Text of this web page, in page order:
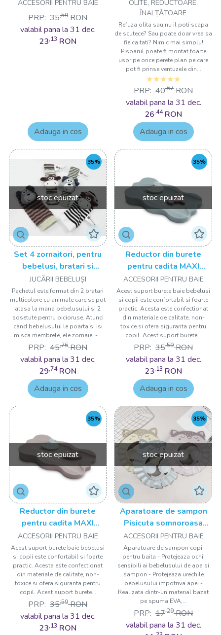
ACCESORII PENTRU BAIE
PRP: 35,59 RON
valabil pana la 31 dec.
23,13 RON
Adauga in cos
OLITE, REDUCTOARE,
ÎNALȚǍTOARE
Refuza olita sau nu il poti scapa
de scutece? Sau poate doar vrea sa
fie ca tati? Nimic mai simplu!
Pisoarul poate fi montat foarte
usor pe orice perete plan pe care
pot fi prinse ventuzele din...
PRP: 40,67 RON
valabil pana la 31 dec.
26,44 RON
Adauga in cos
stoc epuizat
35%
Set 4 zornaitori, pentru
bebelusi, bratari si
sosetute - model 3 Drool
JUCĂRII BEBELUȘI
Pachetul este format din 2 bratari
multicolore cu animale care se pot
atasa la mana bebelusului si 2
sosetute pentru picioruse. Atunci
cand bebelusului le poarta si isi
misca membrele, ele zornaie. -...
PRP: 45,76 RON
valabil pana la 31 dec.
29,74 RON
Adauga in cos
stoc epuizat
35%
Reductor din burete
pentru cadita MAXI
Albastru Drool
ACCESORII PENTRU BAIE
Acest suport burete baie bebelusi
si copii este confortabil si foarte
practic. Acesta este confectionat
din materiale de calitate, non-
toxice si ofera siguranta pentru
copil. Acest suport burete...
PRP: 35,59 RON
valabil pana la 31 dec.
23,13 RON
Adauga in cos
stoc epuizat
35%
Reductor din burete
pentru cadita MAXI
Yellow
ACCESORII PENTRU BAIE
Acest suport burete baie bebelusi
si copii este confortabil si foarte
practic. Acesta este confectionat
din materiale de calitate, non-
toxice si ofera siguranta pentru
copil. Acest suport burete...
PRP: 35,59 RON
valabil pana la 31 dec.
23,13 RON
stoc epuizat
35%
Aparatoare de sampon
Pisicuta somnoroasa
Drool
ACCESORII PENTRU BAIE
Aparatoare de sampon copii
pentru baita - Protejeaza ochii
sensibili ai bebelusului de apa si
sampon - Protejeaza urechile
bebelusului impotriva apei -
Realizata dintr-un material bazat
pe spuma EVA,...
PRP: 17,29 RON
valabil pana la 31 dec.